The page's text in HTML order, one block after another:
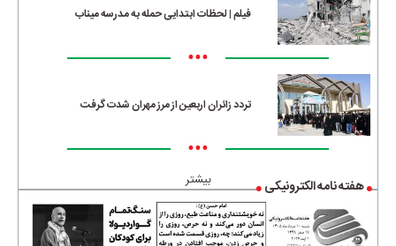
فیلم | لحظات ابتدایی حمله به مدرسه میناب
•••
تردد زائران اربعین از مرز مهران شدت گرفت
•••
بیشتر هفته نامه الکترونیکی